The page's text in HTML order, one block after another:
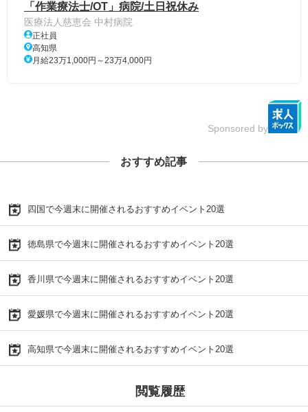
「作業療法士/OT」病院/土日祝休み
医療法人慈恵会 中村病院
正社員
高知県
月給23万1,000円～23万4,000円
Sponsored by
おすすめ記事
四国で今週末に開催されるおすすめイベント20選
徳島県で今週末に開催されるおすすめイベント20選
香川県で今週末に開催されるおすすめイベント20選
愛媛県で今週末に開催されるおすすめイベント20選
高知県で今週末に開催されるおすすめイベント20選
閲覧履歴